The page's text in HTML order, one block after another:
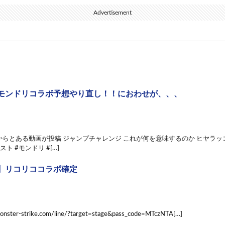
Advertisement
ンドリコラボ予想やり直し！！におわせが、、、
らとある動画が投稿 ジャンプチャレンジ これが何を意味するのか ヒヤラ
ト #モンドリ #[…]
リコリココラボ確定
strike.com/line/?target=stage&pass_code=MTczNTA[…]